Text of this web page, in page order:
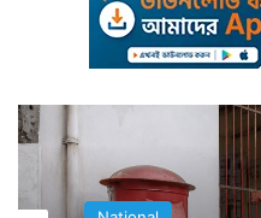
তারপর সেখানকার একটি
সেখানে ঘর নিয়েছে। সেই ঘরে